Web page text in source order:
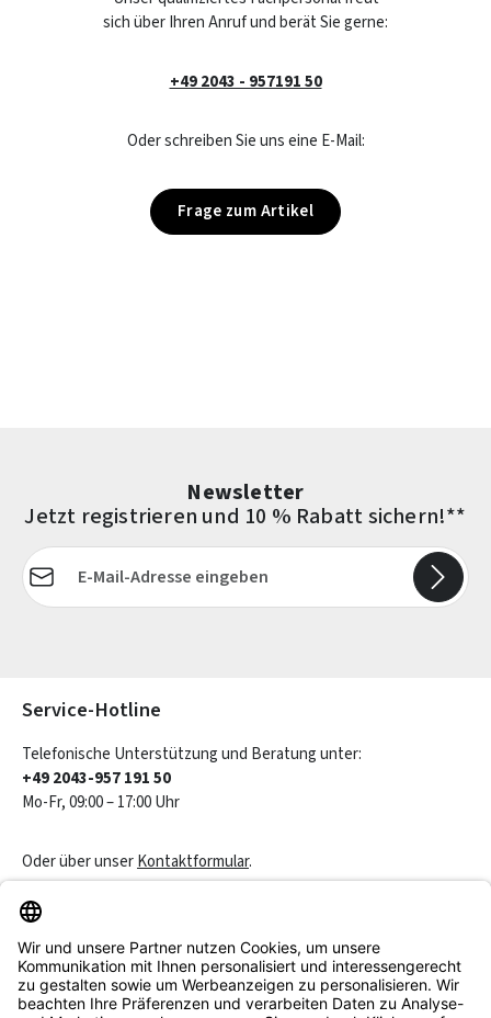
sich über Ihren Anruf und berät Sie gerne:
+49 2043 - 957191 50
Oder schreiben Sie uns eine E-Mail:
Frage zum Artikel
Newsletter
Jetzt registrieren und 10 % Rabatt sichern!**
E-Mail-Adresse*
Service-Hotline
Telefonische Unterstützung und Beratung unter:
+49 2043-957 191 50
Mo-Fr, 09:00 – 17:00 Uhr
Oder über unserKontaktformular.
Service & Beratung